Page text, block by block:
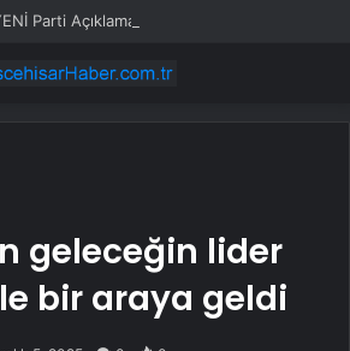
geleceğin lider
bir araya geldi